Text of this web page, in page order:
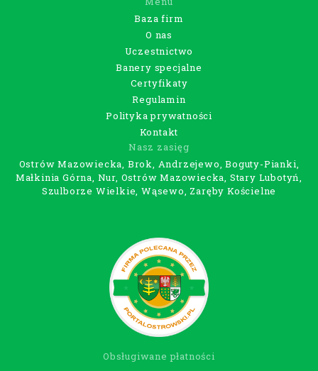
Baza firm
O nas
Uczestnictwo
Banery specjalne
Certyfikaty
Regulamin
Polityka prywatności
Kontakt
Nasz zasięg
Ostrów Mazowiecka, Brok, Andrzejewo, Boguty-Pianki,
Małkinia Górna, Nur, Ostrów Mazowiecka, Stary Lubotyń,
Szulborze Wielkie, Wąsewo, Zaręby Kościelne
Obsługiwane płatności